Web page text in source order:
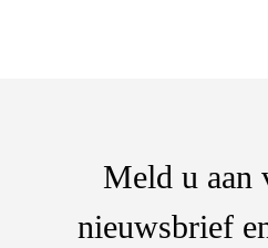
Meld u aan
nieuwsbrief